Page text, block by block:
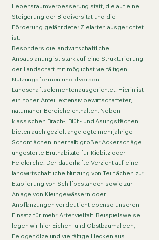
Lebensraumverbesserung statt, die auf eine
Steigerung der Biodiversität und die
Förderung gefährdeter Zielarten ausgerichtet
ist.
Besonders die landwirtschaftliche
Anbauplanung ist stark auf eine Strukturierung
der Landschaft mit möglichst vielfältigen
Nutzungsformen und diversen
Landschaftselementen ausgerichtet. Hierin ist
ein hoher Anteil extensiv bewirtschafteter,
naturnaher Bereiche enthalten. Neben
klassischen Brach-, Blüh- und Äsungsflächen
bieten auch gezielt angelegte mehrjährige
Schonflächen innerhalb großer Ackerschläge
ungestörte Bruthabitate für Kiebitz oder
Feldlerche. Der dauerhafte Verzicht auf eine
landwirtschaftliche Nutzung von Teilflächen zur
Etablierung von Schilfbeständen sowie zur
Anlage von Kleingewässern oder
Anpflanzungen verdeutlicht ebenso unseren
Einsatz für mehr Artenvielfalt. Beispielsweise
legen wir hier Eichen- und Obstbaumalleen,
Feldgehölze und vielfältige Hecken aus